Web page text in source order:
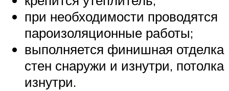
при необходимости проводятся
пароизоляционные работы;
выполняется финишная отделка
стен снаружи и изнутри, потолка
изнутри.